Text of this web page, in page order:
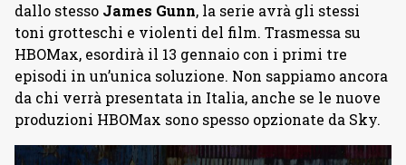
dallo stesso James Gunn, la serie avrà gli stessi
toni grotteschi e violenti del film. Trasmessa su
HBOMax, esordirà il 13 gennaio con i primi tre
episodi in un’unica soluzione. Non sappiamo ancora
da chi verrà presentata in Italia, anche se le nuove
produzioni HBOMax sono spesso opzionate da Sky.